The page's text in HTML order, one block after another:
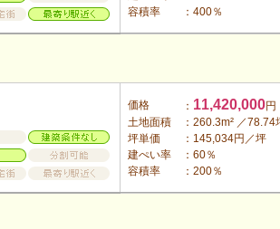
容積率
：400％
価格 ： 11,420,000円
土地面積
：260.3m² ／78.74
坪単価
：145,034円／坪
建ぺい率
：60％
容積率
：200％